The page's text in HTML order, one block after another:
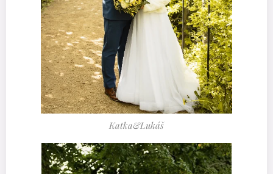
Katka&Lukáš